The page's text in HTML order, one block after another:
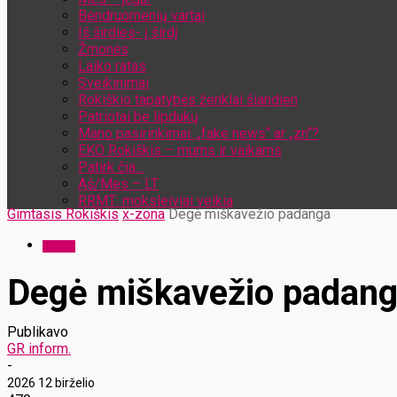
Bendruomenių vartai
Iš širdies- į širdį
Žmonės
Laiko ratas
Sveikinimai
Rokiškio tapatybės ženklai šiandien
Patriotai be lipdukų
Mano pasirinkimai: „fake news“ ar „zn“?
EKO Rokiškis – mums ir vaikams
Patirk čia…
Aš/Mes – LT
RRMT: moksleiviai veikia
Gimtasis Rokiškis x-zona Degė miškavežio padanga
Degė miškavežio
Publikavo
GR inform.
-
2026 12 birželio